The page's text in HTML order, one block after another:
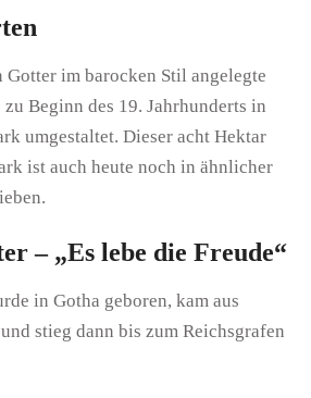
im barocken Stil angelegte
Beginn des 19. Jahrhunderts in
umgestaltet. Dieser acht Hektar
ist auch heute noch in ähnlicher
– „Es lebe die Freude“
in Gotha geboren, kam aus
stieg dann bis zum Reichsgrafen